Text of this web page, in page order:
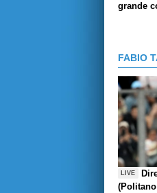
grande
FABIO
LIVE